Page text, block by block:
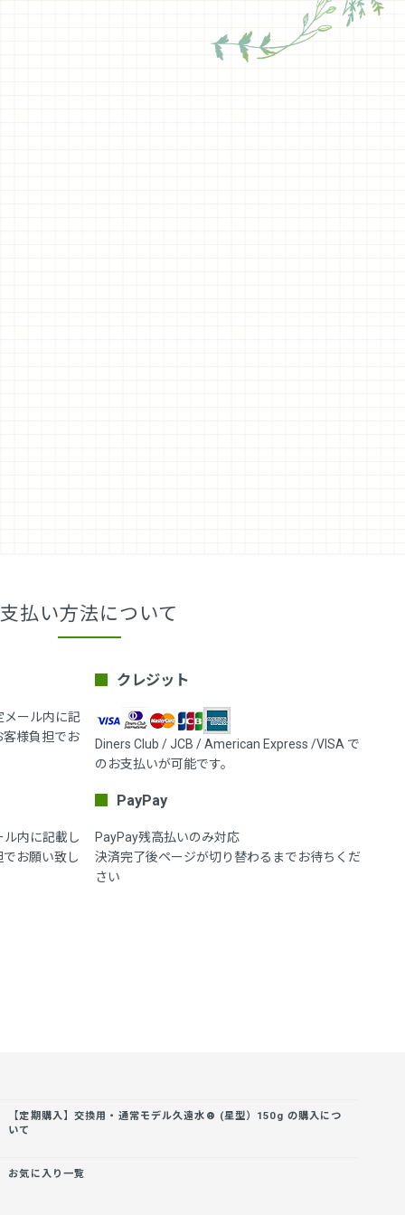
支払い方法について
メール内に記
客様負担でお
クレジット
Diners Club / JCB / American Express /VISA で
のお支払いが可能です。
内に記載し
お願い致し
PayPay
PayPay残高払いのみ対応
決済完了後ページが切り替わるまでお待ちくだ
さい
【定期購入】交換用・通常モデル久遠水® (星型）150g の購入につ
いて
お気に入り一覧